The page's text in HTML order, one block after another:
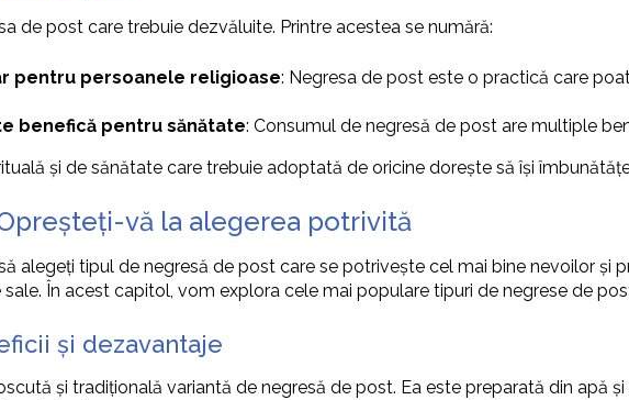
de post care trebuie dezvăluite. Printre acestea se numără:
pentru persoanele religioase: Negresa de post este o practică care
benefică pentru sănătate: Consumul de negresă de post are multiple
și de sănătate care trebuie adoptată de oricine dorește să își
vă la alegerea potrivită
alegeți tipul de negresă de post care se potrivește cel mai bine nevoilor și
În acest capitol, vom explora cele mai populare tipuri de negrese de
și dezavantaje
și tradițională variantă de negresă de post. Ea este preparată din apă